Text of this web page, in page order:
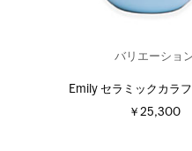
バリエーショ
Emily セラミックカラ
￥25,300